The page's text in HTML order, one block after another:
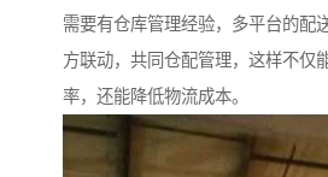
需要有仓库管理经验，多平台的配
方联动，共同仓配管理，这样不仅
率，还能降低物流成本。